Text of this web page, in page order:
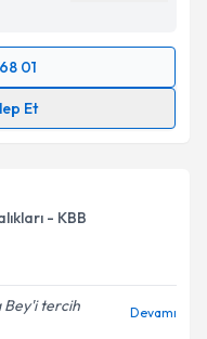
ediyorum.
Gönder
01
Et
ile bilgilendireceğiz.
- KBB
Bey'i tercih
Devamı